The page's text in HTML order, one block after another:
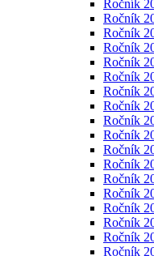
Ročník
Ročník
Ročník
Ročník
Ročník
Ročník
Ročník
Ročník
Ročník
Ročník
Ročník
Ročník
Ročník
Ročník
Ročník
Ročník
Ročník
Ročník